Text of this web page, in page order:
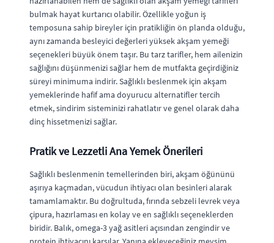
bulmak hayat kurtarıcı olabilir. Özellikle yoğun iş
temposuna sahip bireyler için pratikliğin ön planda olduğu,
aynı zamanda besleyici değerleri yüksek akşam yemeği
seçenekleri büyük önem taşır. Bu tarz tarifler, hem ailenizin
sağlığını düşünmenizi sağlar hem de mutfakta geçirdiğiniz
süreyi minimuma indirir. Sağlıklı beslenmek için akşam
yemeklerinde hafif ama doyurucu alternatifler tercih
etmek, sindirim sisteminizi rahatlatır ve genel olarak daha
dinç hissetmenizi sağlar.
Pratik ve Lezzetli Ana Yemek Önerileri
Sağlıklı beslenmenin temellerinden biri, akşam öğününü
aşırıya kaçmadan, vücudun ihtiyacı olan besinleri alarak
tamamlamaktır. Bu doğrultuda, fırında sebzeli levrek veya
çipura, hazırlaması en kolay ve en sağlıklı seçeneklerden
biridir. Balık, omega-3 yağ asitleri açısından zengindir ve